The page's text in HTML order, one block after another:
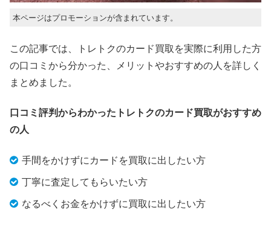
本ページはプロモーションが含まれています。
この記事では、トレトクのカード買取を実際に利用した方
の口コミから分かった、メリットやおすすめの人を詳しく
まとめました。
口コミ評判からわかったトレトクのカード買取がおすすめ
の人
手間をかけずにカードを買取に出したい方
丁寧に査定してもらいたい方
なるべくお金をかけずに買取に出したい方